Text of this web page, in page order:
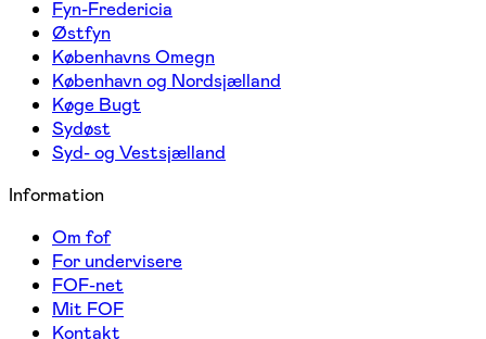
Fyn-Fredericia
Østfyn
Københavns Omegn
København og Nordsjælland
Køge Bugt
Sydøst
Syd- og Vestsjælland
Information
Om fof
For undervisere
FOF-net
Mit FOF
Kontakt